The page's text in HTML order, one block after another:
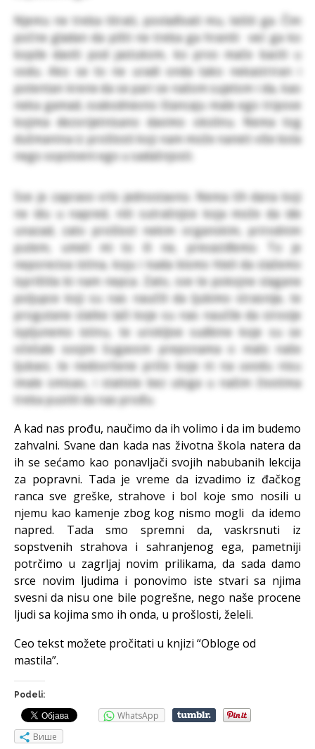
Njemu ne treba titrati, povlađivati mu, tešiti ga. Čim
počne gladan da pišti ne treba ga hraniti već ga ko
kopile daviti pod jastukom, ko prvo mače baciti u
vodu. Ako se to ne uradi onda tako nekastriran i
potentan krene da se pari se našom sujetom i da, kao
neka gamad, svakodnevno štancaju male ego tripove
kojima dezorijetnisano davimo okolinu. Nema tog
dušmanina iz prošlosti koji nam može naneti više bola
nego sopstveni ego u sadašnjosti.
Sve je zapravo vrlo jednostavno. Nema tih dana koji
ne idu u napred, niti sutrašnjice koja može da ide
unazad, zato prošlost nekim organskim, prirodnim
putem, umeli mi to ili ne, prevaziđemo. To je
neporeciva istina, koju i kada bismo hteli da slažemo
isprištila bi nam nepca. Zato, sve te pokojne slagane
poljupce koji su nas naučili da ljubimo strasnije, te
progutane slatke laži koje su nas naučile da sirovije
ispljunemo istinu, te urokljive sudbine koje su se
očešale svojim šugavom preponama o malo naše
ljubavi, te nedovršene priče koje ni na uvodu nisu
imale smisao, i statiste bez uloga u našim životima
treba pustiti da nas prođu.
A kad nas prođu, naučimo da ih volimo i da im budemo
zahvalni. Svane dan kada nas životna škola natera da
ih se sećamo kao ponavljači svojih nabubanih lekcija
za popravni. Tada je vreme da izvadimo iz đačkog
ranca sve greške, strahove i bol koje smo nosili u
njemu kao kamenje zbog kog nismo mogli da idemo
napred. Tada smo spremni da, vaskrsnuti iz
sopstvenih strahova i sahranjenog ega, pametniji
potrčimo u zagrljaj novim prilikama, da sada damo
srce novim ljudima i ponovimo iste stvari sa njima
svesni da nisu one bile pogrešne, nego naše procene
ljudi sa kojima smo ih onda, u prošlosti, želeli.
Ceo tekst možete pročitati u knjizi “Obloge od
mastila”.
Podeli:
WhatsApp
Више